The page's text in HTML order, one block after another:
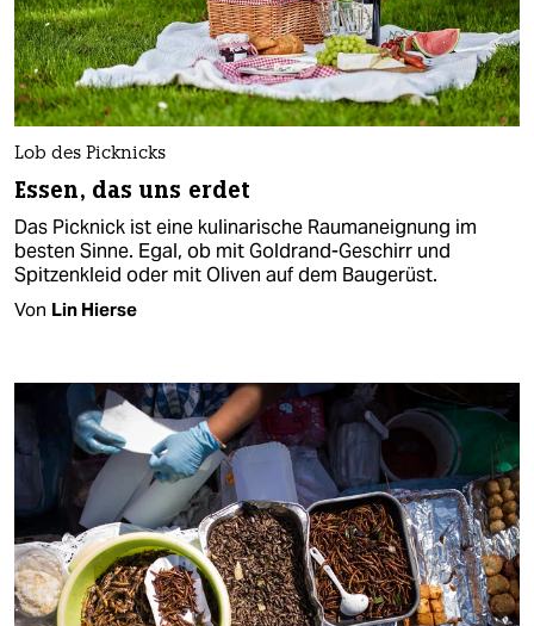
Lob des Picknicks
Essen, das uns erdet
Das Picknick ist eine kulinarische Raumaneignung im
besten Sinne. Egal, ob mit Goldrand-Geschirr und
Spitzenkleid oder mit Oliven auf dem Baugerüst.
Von Lin Hierse